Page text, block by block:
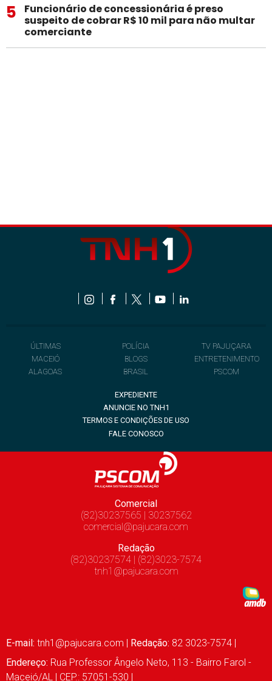
5
Funcionário de concessionária é preso
suspeito de cobrar R$ 10 mil para não multar
comerciante
ÚLTIMAS
MACEIÓ
ALAGOAS
POLÍCIA
BLOGS
BRASIL
TV PAJUÇARA
ENTRETENIMENTO
PSCOM
EXPEDIENTE
ANUNCIE NO TNH1
TERMOS E CONDIÇÕES DE USO
FALE CONOSCO
Comercial
(82)30237565 | 30237562
comercial@pajucara.com
Redação
(82)30237574 | (82)3023-7574
tnh1@pajucara.com
E-mail: tnh1@pajucara.com | Redação: 82 3023-7574 |
Endereço: Rua Professor Ângelo Neto, 113 - Bairro Farol -
Maceió/AL | CEP.: 57051-530 |